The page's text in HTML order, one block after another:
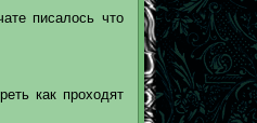
писалось что
как проходят